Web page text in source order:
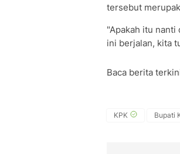
tersebut
"Apakah itu
ini berjalan, kita
Baca berita
KPK Bupati